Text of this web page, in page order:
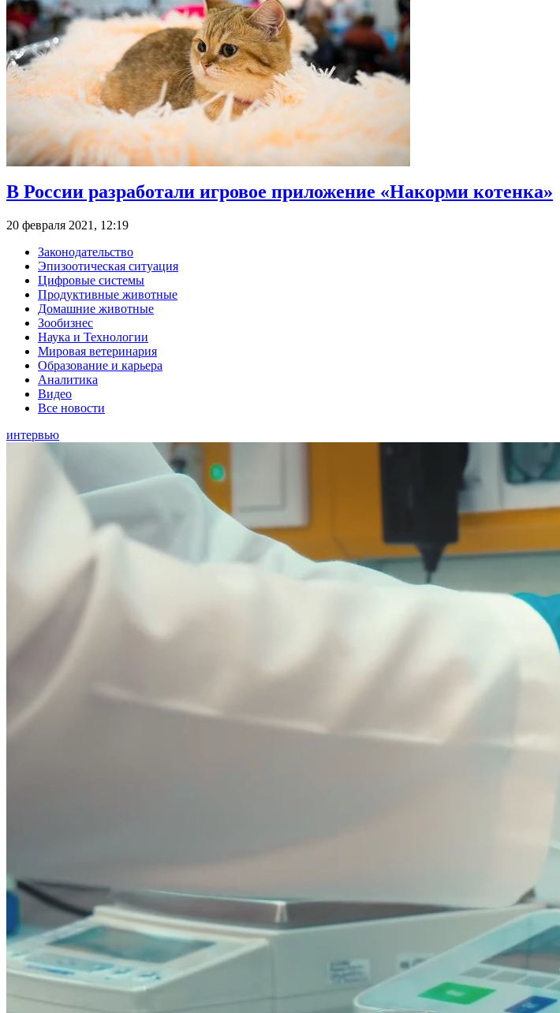
В России разработали игровое приложение «Накорми котенка»
20 февраля 2021, 12:19
Законодательство
Эпизоотическая ситуация
Цифровые системы
Продуктивные животные
Домашние животные
Зообизнес
Наука и Технологии
Мировая ветеринария
Образование и карьера
Аналитика
Видео
Все новости
интервью